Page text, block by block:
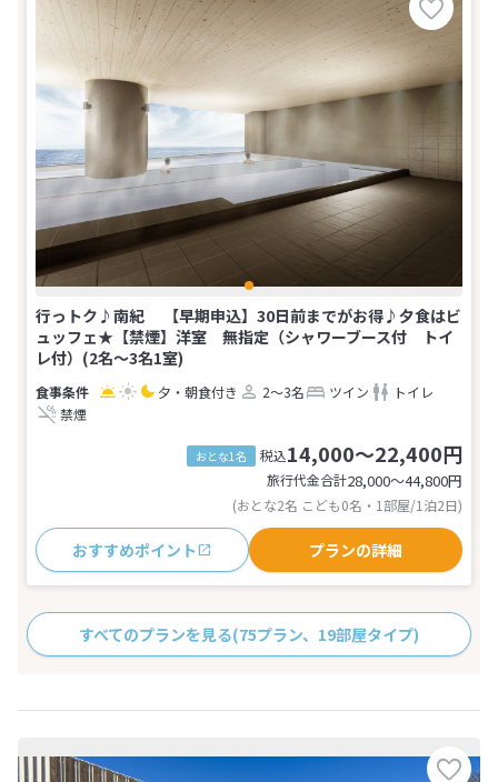
行っトク♪南紀 【早期申込】30日前までがお得♪夕食はビ
ュッフェ★【禁煙】洋室 無指定（シャワーブース付 トイ
レ付）(2名～3名1室)
夕・朝食付き 2～3名 ツイン
トイレ
禁煙
おとな1名 税込14,000～22,400円
旅行代金合計28,000〜44,800円
(おとな2名 こども0名・1部屋/1泊2日)
おすすめポイント プランの詳細
すべてのプランを見る(75プラン、19部屋タイプ)